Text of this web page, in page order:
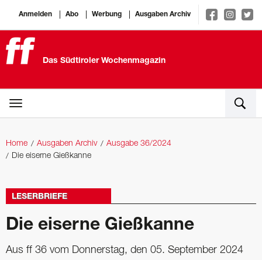
Anmelden Abo Werbung Ausgaben Archiv
Das Südtiroler Wochenmagazin
Home Ausgaben Archiv
Ausgabe 36/2024
Die eiserne Gießkanne
LESERBRIEFE
Die eiserne Gießkanne
Aus ff 36 vom Donnerstag, den 05. September 2024